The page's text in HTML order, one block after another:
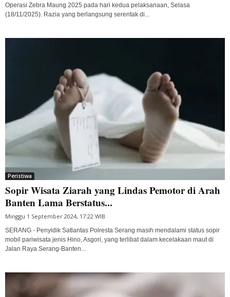
Operasi Zebra Maung 2025 pada hari kedua pelaksanaan, Selasa
(18/11/2025). Razia yang berlangsung serentak di...
Peristiwa
Sopir Wisata Ziarah yang Lindas Pemotor di Arah
Banten Lama Berstatus...
Minggu 1 September 2024, 17:22 WIB
SERANG - Penyidik Satlantas Polresta Serang masih mendalami status sopir
mobil pariwisata jenis Hino, Asgori, yang terlibat dalam kecelakaan maut di
Jalan Raya Serang-Banten...